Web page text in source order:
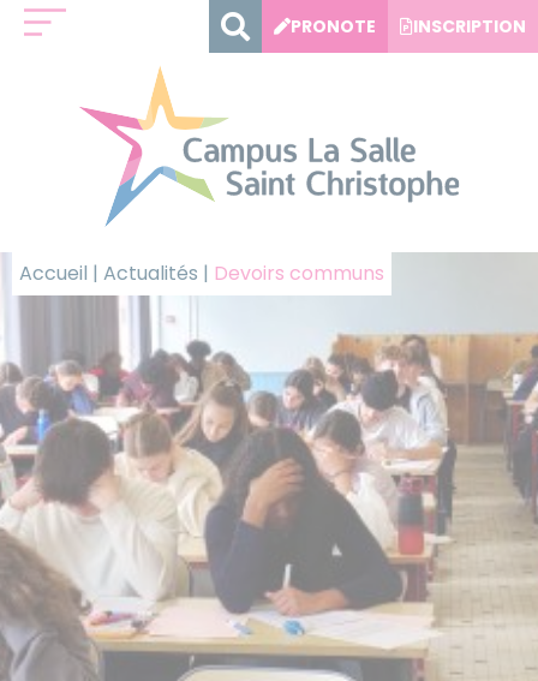
PRONOTE INSCRIPTION
Accueil | Actualités | Devoirs communs
Panneau de gestion des cookies